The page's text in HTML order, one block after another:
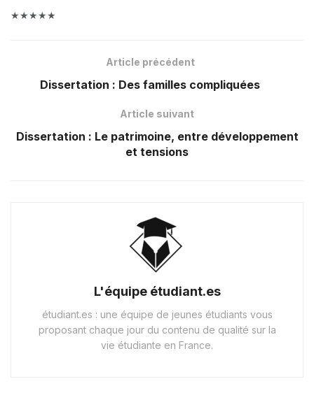
★★★★★
Article précédent
Dissertation : Des familles compliquées
Article suivant
Dissertation : Le patrimoine, entre développement
et tensions
L'équipe étudiant.es
étudiant.es : une équipe de jeunes étudiants vous
proposant chaque jour du contenu de qualité sur la
vie étudiante en France.